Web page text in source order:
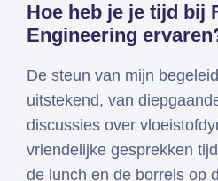
Hoe heb je je tijd bij
Engineering
De steun van mijn
uitstekend, van
discussies over
vriendelijke gesprekken
de lunch en de borrels op